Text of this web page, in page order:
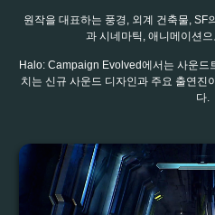
원작을 대표하는 풍경, 외계 건축물, SF
과 시네마틱, 애니메이션
Halo: Campaign Evolved에서는 사운드
치는 신규 사운드 디자인과 주요 출연진
다.